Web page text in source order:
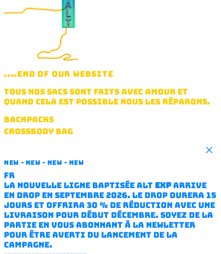
....END OF OUR WEBSITE
TOUS NOS SACS SONT FAITS AVEC AMOUR ET
QUAND CELA EST POSSIBLE NOUS LES RÉPARONS.
BACKPACKS
CROSSBODY BAG
WATERPROOF JACKET
TOOLS & 3D PRINT
SQUARE
VASE
GIFT CARD
SOUND
ABOUT STORE PARIS
CARE
NEW - NEW - NEW - NEW
FR
La nouvelle ligne baptisée ALT EXParrive
en drop en septembre 2026. Le drop durera 15
jours et offrira 30 % de réduction avec une
livraison pour début décembre. Soyez de la
partie en vous abonnant à la newletter
pour être averti du lancement de la
campagne.